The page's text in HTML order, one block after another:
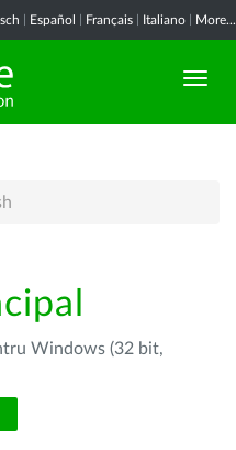
Español Français Italiano More...
Windows (32 bit,